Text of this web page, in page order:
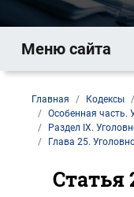
Меню сайта
Главная Кодексы
Особенная часть.
Раздел IX.
Глава 25.
Статья